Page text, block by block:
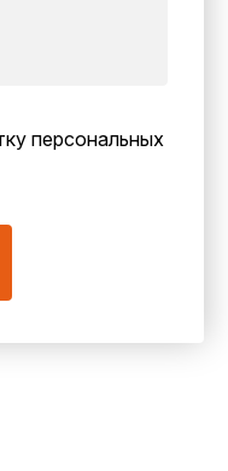
персональных